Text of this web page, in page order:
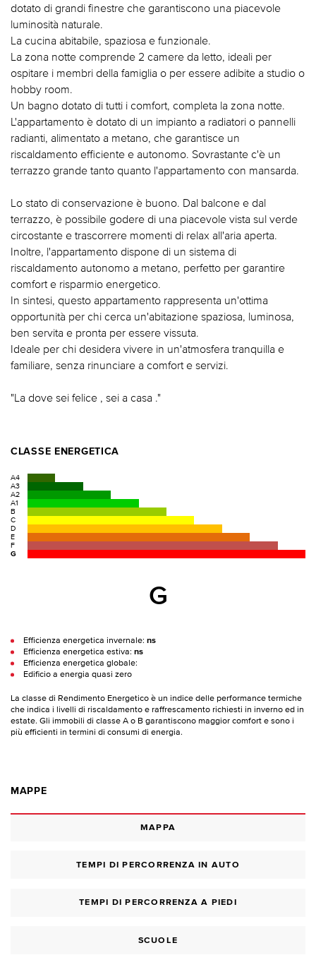
dotato di grandi finestre che garantiscono una piacevole
luminosità naturale.
La cucina abitabile, spaziosa e funzionale.
La zona notte comprende 2 camere da letto, ideali per
ospitare i membri della famiglia o per essere adibite a studio o
hobby room.
Un bagno dotato di tutti i comfort, completa la zona notte.
L'appartamento è dotato di un impianto a radiatori o pannelli
radianti, alimentato a metano, che garantisce un
riscaldamento efficiente e autonomo. Sovrastante c'è un
terrazzo grande tanto quanto l'appartamento con mansarda.
Lo stato di conservazione è buono. Dal balcone e dal
terrazzo, è possibile godere di una piacevole vista sul verde
circostante e trascorrere momenti di relax all'aria aperta.
Inoltre, l'appartamento dispone di un sistema di
riscaldamento autonomo a metano, perfetto per garantire
comfort e risparmio energetico.
In sintesi, questo appartamento rappresenta un'ottima
opportunità per chi cerca un'abitazione spaziosa, luminosa,
ben servita e pronta per essere vissuta.
Ideale per chi desidera vivere in un'atmosfera tranquilla e
familiare, senza rinunciare a comfort e servizi.
"La dove sei felice , sei a casa ."
CLASSE ENERGETICA
A4
A3
A2
A1
B
C
D
E
F
G
G
Efficienza energetica invernale: ns
Efficienza energetica estiva: ns
Efficienza energetica globale:
Edificio a energia quasi zero
La classe di Rendimento Energetico è un indice delle performance termiche
che indica i livelli di riscaldamento e raffrescamento richiesti in inverno ed in
estate. Gli immobili di classe A o B garantiscono maggior comfort e sono i
più efficienti in termini di consumi di energia.
MAPPE
MAPPA
TEMPI DI PERCORRENZA IN AUTO
TEMPI DI PERCORRENZA A PIEDI
SCUOLE